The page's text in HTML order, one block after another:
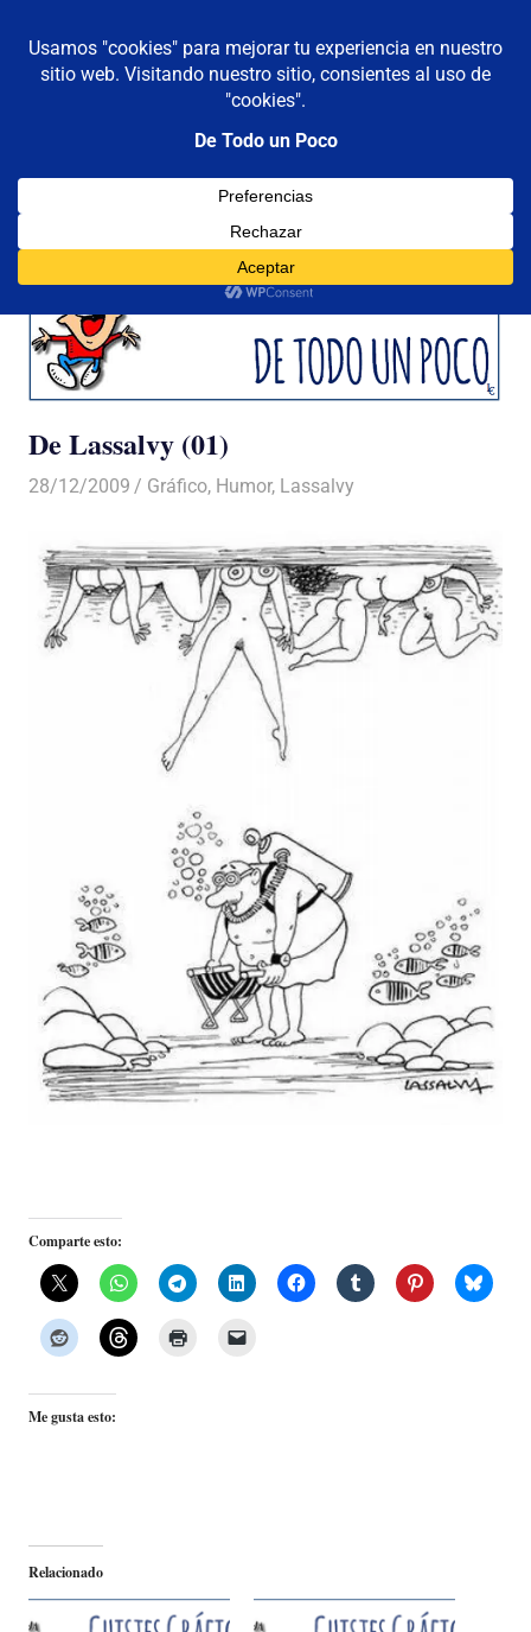
contenido
De todo un poco
Reflexiones,
Viajes
MENÚ
De Lassalvy (01)
28/12/2009 Luis Castellanos
Gráfico, Humor, Lassalvy
Comparte esto:
Me gusta esto:
Relacionado